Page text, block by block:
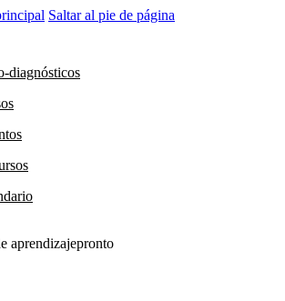
Saltar al pie de página
diagnósticos
aprendizajepronto